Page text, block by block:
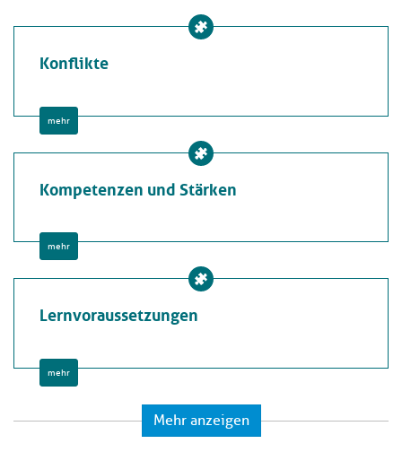
Konflikte
mehr
Kompetenzen und Stärken
mehr
Lernvoraussetzungen
mehr
Mehr anzeigen